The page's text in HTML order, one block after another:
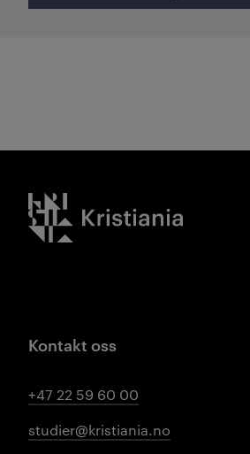
Kristiania logo
Kontakt oss
+47 22 59 60 00
studier@kristiania.no